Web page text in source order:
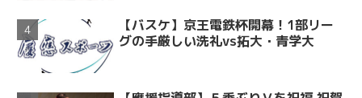
【バスケ】京王電鉄杯開幕！1部リー
グの手厳しい洗礼vs拓大・青学大